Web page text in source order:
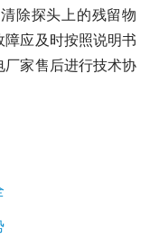
除探头上的残留物
应及时按照说明书
家售后进行技术协